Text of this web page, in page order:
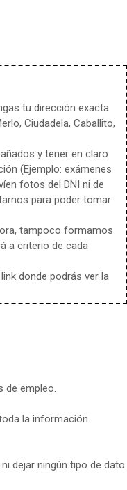
tu dirección exacta
Ciudadela, Caballito,
y tener en claro
(Ejemplo: exámenes
fotos del DNI ni de
para poder tomar
tampoco formamos
a criterio de cada
donde podrás ver la
de empleo.
la información
dejar ningún tipo de dato.